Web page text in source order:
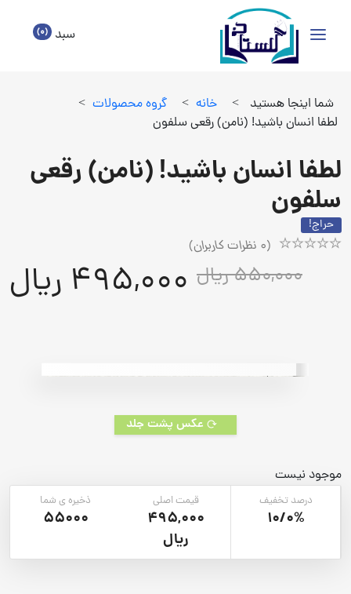
سبد (0)
شما اینجا هستید > خانه > گروه محصولات >
لطفا انسان باشید! (نامن) رقعی سلفون
لطفا انسان باشید! (نامن) رقعی
سلفون
حراج!
(
0 نظرات کاربران)
550,000 ریال 495,000 ریال
عکس پشت جلد
موجود نیست
درصد تخفیف
10/0%
قیمت اصلی
495,000
ریال
ذخیره ی شما
55000